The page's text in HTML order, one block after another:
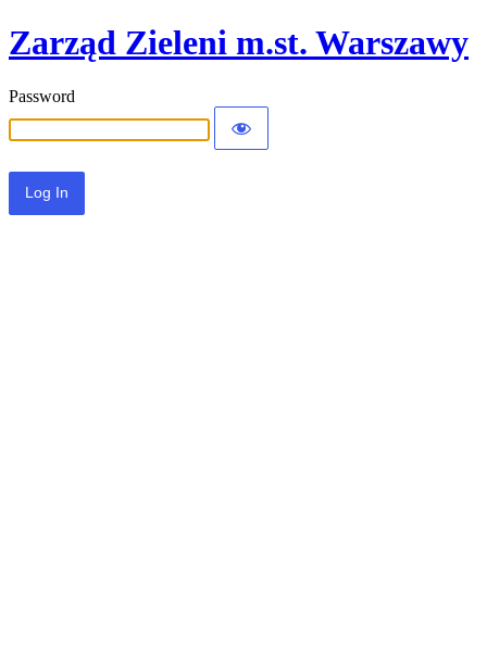
Zarząd Zieleni m.st. Warszawy
Password